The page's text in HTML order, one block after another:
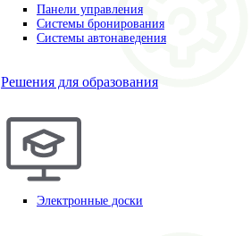
Панели управления
Системы бронирования
Системы автонаведения
Решения для образования
Электронные доски